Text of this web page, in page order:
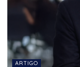
ARTIGO